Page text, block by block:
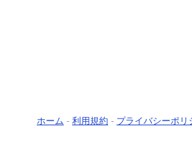
ホーム - 利用規約 - プライバシーポリ